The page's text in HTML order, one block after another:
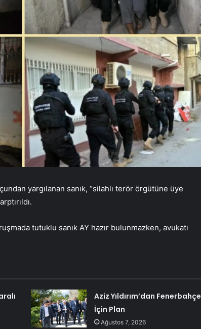
yargılanan sanık, “silahlı terör örgütüne üye
tutuklu sanık AY hazır bulunmazken, avukatı
Aziz Yıldırım’dan Fenerbahçe
İçin Plan
Ağustos 7, 2026